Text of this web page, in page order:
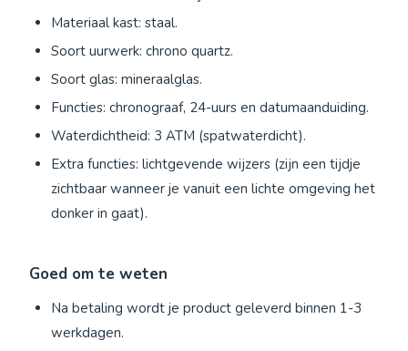
Materiaal kast: staal.
Soort uurwerk: chrono quartz.
Soort glas: mineraalglas.
Functies: chronograaf, 24-uurs en datumaanduiding.
Waterdichtheid: 3 ATM (spatwaterdicht).
Extra functies: lichtgevende wijzers (zijn een tijdje
zichtbaar wanneer je vanuit een lichte omgeving het
donker in gaat).
Goed om te weten
Na betaling wordt je product geleverd binnen 1-3
werkdagen.